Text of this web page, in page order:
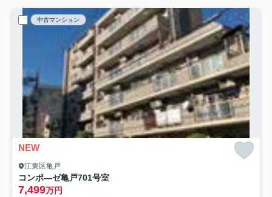
中古マンション
NEW
江東区亀戸
コンポ―ゼ亀戸701号室
7,499万円